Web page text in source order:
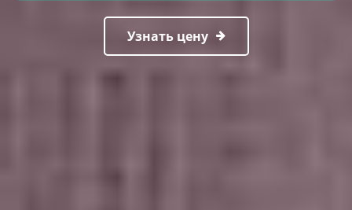
Узнать цену